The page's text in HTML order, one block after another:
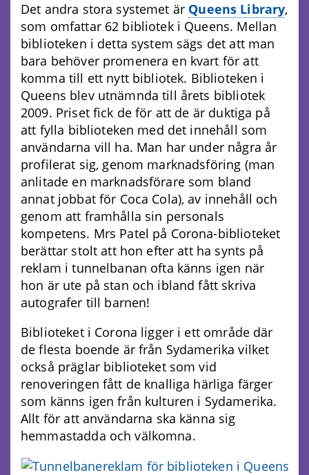
Det andra stora systemet är Queens Library,
som omfattar 62 bibliotek i Queens. Mellan
biblioteken i detta system sägs det att man
bara behöver promenera en kvart för att
komma till ett nytt bibliotek. Biblioteken i
Queens blev utnämnda till årets bibliotek
2009. Priset fick de för att de är duktiga på
att fylla biblioteken med det innehåll som
användarna vill ha. Man har under några år
profilerat sig, genom marknadsföring (man
anlitade en marknadsförare som bland
annat jobbat för Coca Cola), av innehåll och
genom att framhålla sin personals
kompetens. Mrs Patel på Corona-biblioteket
berättar stolt att hon efter att ha synts på
reklam i tunnelbanan ofta känns igen när
hon är ute på stan och ibland fått skriva
autografer till barnen!
Biblioteket i Corona ligger i ett område där
de flesta boende är från Sydamerika vilket
också präglar biblioteket som vid
renoveringen fått de knalliga härliga färger
som känns igen från kulturen i Sydamerika.
Allt för att användarna ska känna sig
hemmastadda och välkomna.